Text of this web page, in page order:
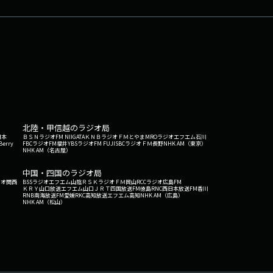
本
北陸・甲信越のラジオ局
ＢＳＮラジオFM NIIGATAＫＮＢラジオ ＦＭとやまMROラジオエフエム石川
FBCラジオFM福井YBSラジオFM FUJISBCラジオ ＦＭ長野NHK AM（東京）
NHK AM（名古屋）
関西
中国・四国のラジオ局
BSSラジオエフエム山陰ＲＳＫラジオ ＦＭ岡山RCCラジオ広島FM
ＫＲＹ山口放送エフエム山口 ＪＲＴ四国放送FM徳島RNC西日本放送FM香川
RNB南海放送FM愛媛RKC高知放送エフエム高知NHK AM（広島）
NHK AM（松山）